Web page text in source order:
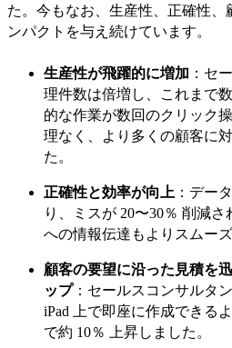
た。今もなお、生産性、正確性、
ンパクトを与え続けています。
生産性が飛躍的に増加 ：セ
理件数は倍増し、これまで
的な作業が数回のクリック
理なく、より多くの顧客に
た。
正確性と効率が向上 ：デー
り、ミスが 20〜30％ 削減
への情報伝達もよりスムー
顧客の要望に沿った見積を
ップ：セールスコンサルタ
iPad 上で即座に作成できる
で約 10％ 上昇しました。